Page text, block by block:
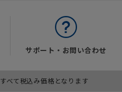
サポート・お問い合わせ
べて税込み価格となります